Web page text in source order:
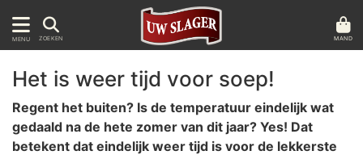
MENU ZOEKEN MAND
Het is weer tijd voor soep!
Regent het buiten? Is de temperatuur eindelijk wat
gedaald na de hete zomer van dit jaar? Yes! Dat
betekent dat eindelijk weer tijd is voor de lekkerste